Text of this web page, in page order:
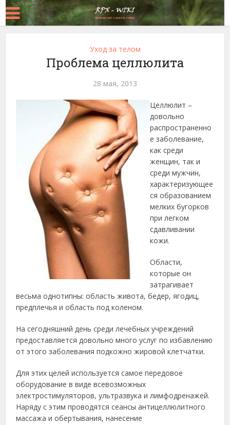
Уход за телом
Проблема целлюлита
28 мая, 2013
Целлюлит –
довольно
распространенно
е заболевание,
как среди
женщин, так и
среди мужчин,
характеризующее
ся образованием
мелких бугорков
при легком
сдавливании
кожи.
Области,
которые он
затрагивает
весьма однотипны: область живота, бедер, ягодиц,
предплечья и область под коленом.
На сегодняшний день среди лечебных учреждений
предоставляется довольно много услуг по избавлению
от этого заболевания подкожно жировой клетчатки.
Для этих целей используется самое передовое
оборудование в виде всевозможных
электростимуляторов, ультразвука и лимфодренажей.
Наряду с этим проводятся сеансы антицеллюлитного
массажа и обертывания, нанесение